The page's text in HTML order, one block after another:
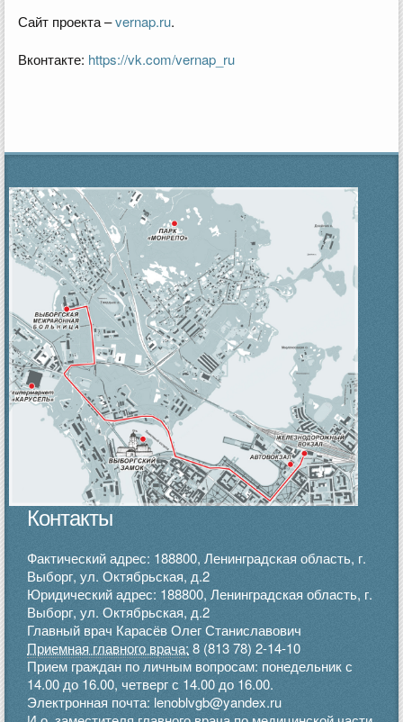
Сайт проекта –vernap.ru.
Вконтакте: https://vk.com/vernap_ru
Контакты
Фактический адрес: 188800, Ленинградская область, г.
Выборг, ул. Октябрьская, д.2
Юридический адрес: 188800, Ленинградская область, г.
Выборг, ул. Октябрьская, д.2
Главный врач Карасёв Олег Станиславович
Приемная главного врача: 8 (813 78) 2-14-10
Прием граждан по личным вопросам: понедельник с
14.00 до 16.00, четверг с 14.00 до 16.00.
Электронная почта: lenoblvgb@yandex.ru